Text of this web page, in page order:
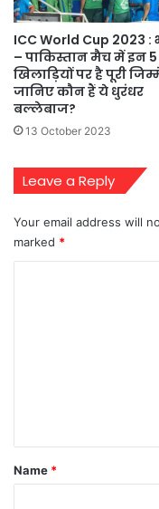
ICC World Cup 2023 :
– पाकिस्तान मैच में इन 5
खिलाड़ियों पर है पूरी
जानिए कौन हैं ये धुरंधर
बल्लेबाज?
13 October 2023
Leave a Reply
Your email address will
marked *
*
Name *